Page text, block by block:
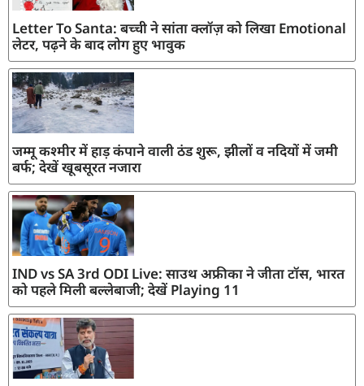
Letter To Santa: बच्ची ने सांता क्लॉज़ को लिखा Emotional
लेटर, पढ़ने के बाद लोग हुए भावुक
जम्मू कश्मीर में हाड़ कंपाने वाली ठंड शुरू, झीलों व नदियों में जमी
बर्फ; देखें खूबसूरत नजारा
IND vs SA 3rd ODI Live: साउथ अफ्रीका ने जीता टॉस, भारत
को पहले मिली बल्लेबाजी; देखें Playing 11